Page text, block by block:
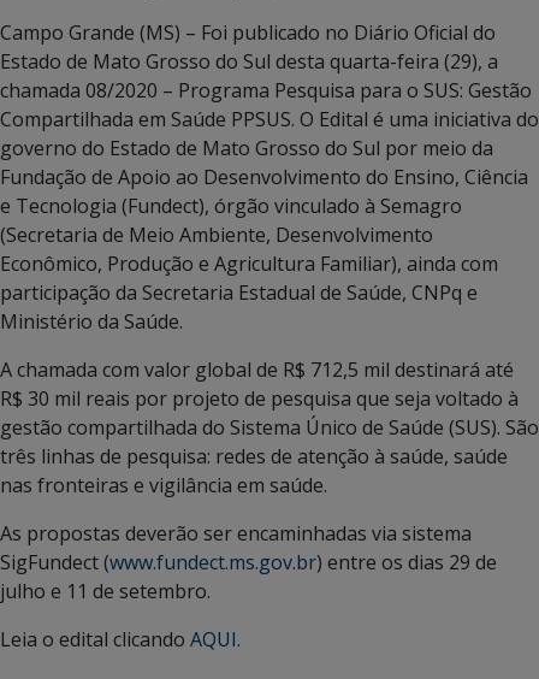
Campo Grande (MS) – Foi publicado no Diário Oficial do
Estado de Mato Grosso do Sul desta quarta-feira (29), a
chamada 08/2020 – Programa Pesquisa para o SUS: Gestão
Compartilhada em Saúde PPSUS. O Edital é uma iniciativa do
governo do Estado de Mato Grosso do Sul por meio da
Fundação de Apoio ao Desenvolvimento do Ensino, Ciência
e Tecnologia (Fundect), órgão vinculado à Semagro
(Secretaria de Meio Ambiente, Desenvolvimento
Econômico, Produção e Agricultura Familiar), ainda com
participação da Secretaria Estadual de Saúde, CNPq e
Ministério da Saúde.
A chamada com valor global de R$ 712,5 mil destinará até
R$ 30 mil reais por projeto de pesquisa que seja voltado à
gestão compartilhada do Sistema Único de Saúde (SUS). São
três linhas de pesquisa: redes de atenção à saúde, saúde
nas fronteiras e vigilância em saúde.
As propostas deverão ser encaminhadas via sistema
SigFundect (www.fundect.ms.gov.br) entre os dias 29 de
julho e 11 de setembro.
Leia o edital clicando AQUI.